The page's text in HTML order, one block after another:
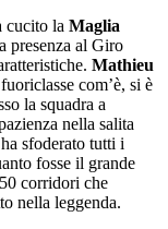
cucito la Maglia
presenza al Giro
Mathieu
com’è, si è
la squadra a
nella salita
sfoderato tutti i
fosse il grande
corridori che
nella leggenda.